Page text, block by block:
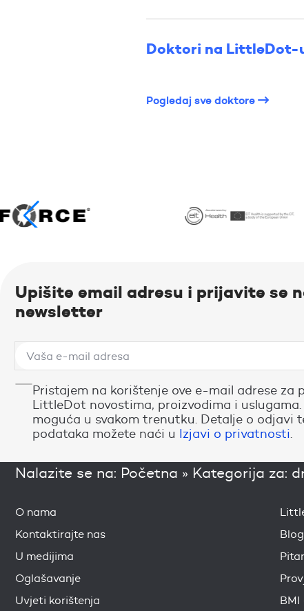
Doktori na LittleDot-
Pogledaj sve doktore
Upišite email adresu i prijavite se
newsletter
Pristajem na korištenje ove e-mail adrese za
LittleDot novostima, proizvodima i
moguća u svakom trenutku. Detalje o odjavi
podataka možete naći u Izjavi o privatnosti.
Nalazite se na: Početna » Kategorija za:
O nama
Kontaktirajte nas
U medijima
Oglašavanje
Uvjeti korištenja
Blog
BMI